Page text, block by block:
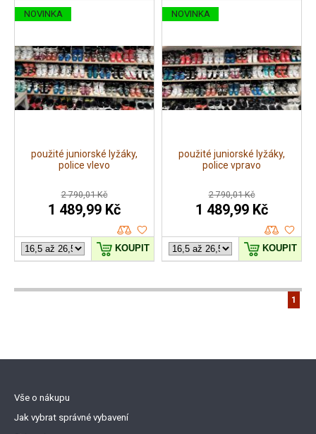
NOVINKA
použité juniorské lyžáky,
police vlevo
2 790,01 Kč
1 489,99 Kč
KOUPIT
NOVINKA
použité juniorské lyžáky,
police vpravo
2 790,01 Kč
1 489,99 Kč
KOUPIT
1
Vše o nákupu
Jak vybrat správné vybavení